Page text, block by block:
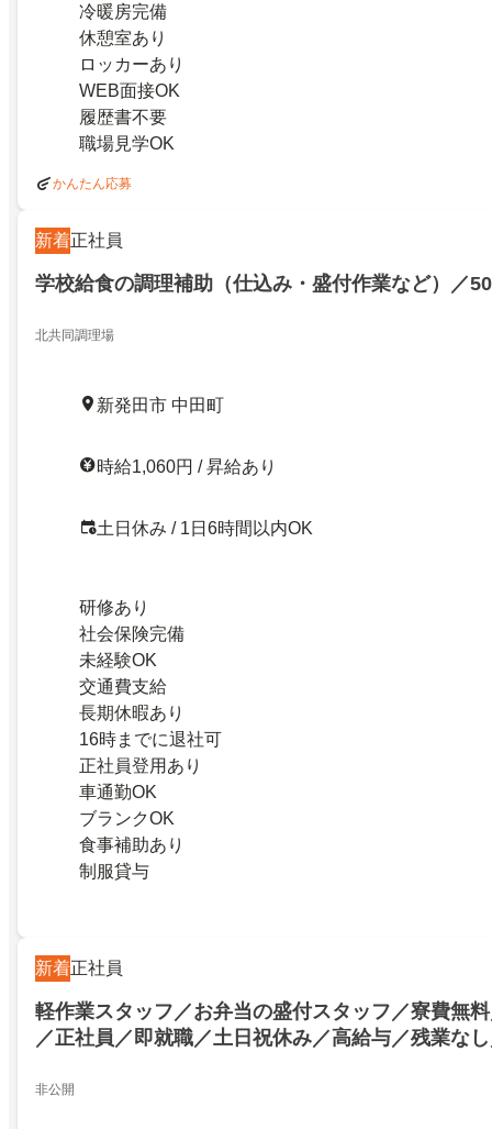
冷暖房完備
休憩室あり
ロッカーあり
WEB面接OK
履歴書不要
職場見学OK
かんたん応募
新着正社員
学校給食の調理補助（仕込み・盛付作業など）／
北共同調理場
新発田市 中田町
時給1,060円 / 昇給あり
土日休み / 1日6時間以内OK
研修あり
社会保険完備
未経験OK
交通費支給
長期休暇あり
16時までに退社可
正社員登用あり
車通勤OK
ブランクOK
食事補助あり
制服貸与
新着正社員
軽作業スタッフ／お弁当の盛付スタッフ／寮費無
／正社員／即就職／土日祝休み／高給与／残業な
／社会保険完備／正社員／即就職／土日祝休み／
非公開